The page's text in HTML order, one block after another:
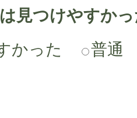
見つけやすか
かった
普通